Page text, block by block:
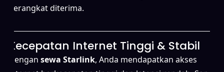
perangkat diterima.
Kecepatan Internet Tinggi & Stabil
Dengansewa Starlink, Anda mendapatkan akses